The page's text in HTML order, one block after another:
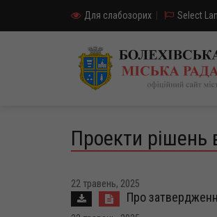
Для слабозорих Select
Проекти рішень
22 травень, 2025
Про